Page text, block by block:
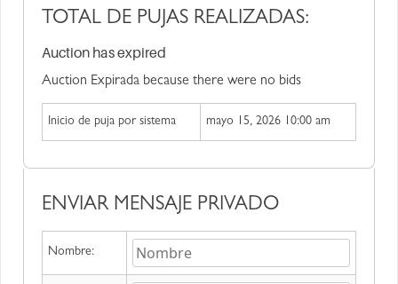
TOTAL DE PUJAS REALIZADAS:
Auction has expired
Auction Expirada because there were no bids
Inicio de puja por sistema mayo 15, 2026 10:00 am
ENVIAR MENSAJE PRIVADO
Nombre: